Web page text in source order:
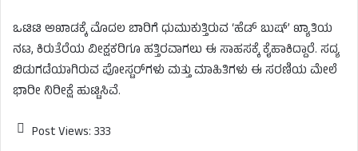
ಒಟಿಟಿ ಅಖಾಡಕ್ಕೆ ಮೊದಲ ಬಾರಿಗೆ ಧುಮುಕುತ್ತಿರುವ ‘ಹೆಡ್ ಬುಷ್’ ಖ್ಯಾತಿಯ
ನಟ, ಕಿರುತೆರೆಯ ವೀಕ್ಷಕರಿಗೂ ಹತ್ತಿರವಾಗಲು ಈ ಸಾಹಸಕ್ಕೆ ಕೈಹಾಕಿದ್ದಾರೆ. ಸದ್ಯ
ಬಿಡುಗಡೆಯಾಗಿರುವ ಪೋಸ್ಟರ್‌ಗಳು ಮತ್ತು ಮಾಹಿತಿಗಳು ಈ ಸರಣಿಯ ಮೇಲೆ
ಭಾರೀ ನಿರೀಕ್ಷೆ ಹುಟ್ಟಿಸಿವೆ.
Post Views: 333